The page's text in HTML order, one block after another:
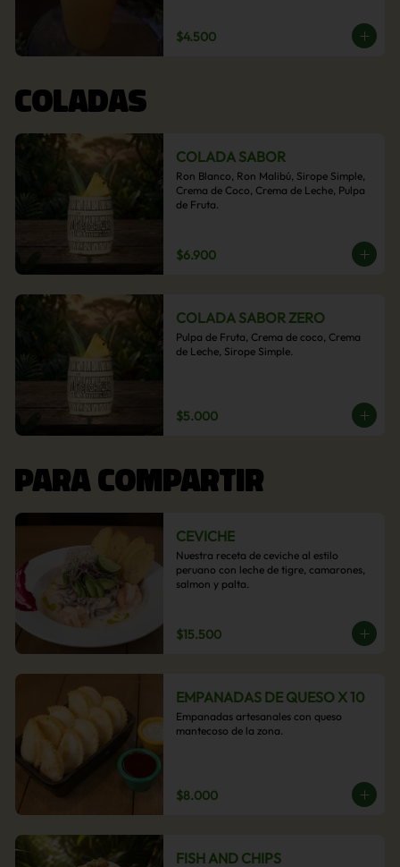
$4.500
COLADAS
COLADA SABOR
Ron Blanco, Ron Malibú, Sirope Simple,
Crema de Coco, Crema de Leche, Pulpa
de Fruta.
$6.900
COLADA SABOR ZERO
Pulpa de Fruta, Crema de coco, Crema
de Leche, Sirope Simple.
$5.000
PARA COMPARTIR
CEVICHE
Nuestra receta de ceviche al estilo
peruano con leche de tigre, camarones,
salmon y palta.
$15.500
EMPANADAS DE QUESO X 10
Empanadas artesanales con queso
mantecoso de la zona.
$8.000
FISH AND CHIPS